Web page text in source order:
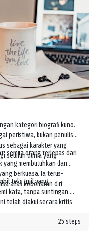
kategori biografi kuno.
peristiwa, bukan penulis
sebagai karakter yang
seluruh dunia yang
semua orang terlepas dari
yang membutuhkan dan
berkuasa. Ia terus-
atas kebenaran diri
teks Injil yang
kata, tanpa suntingan.
telah diakui secara kritis
25 steps